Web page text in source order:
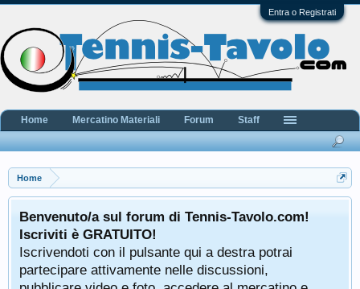
Entra o Registrati
Home
Benvenuto/a sul forum di Tennis-Tavolo.com!
Iscriviti è GRATUITO!
Iscrivendoti con il pulsante qui a destra potrai
partecipare attivamente nelle discussioni,
Home Mercatino Materiali Forum Staff